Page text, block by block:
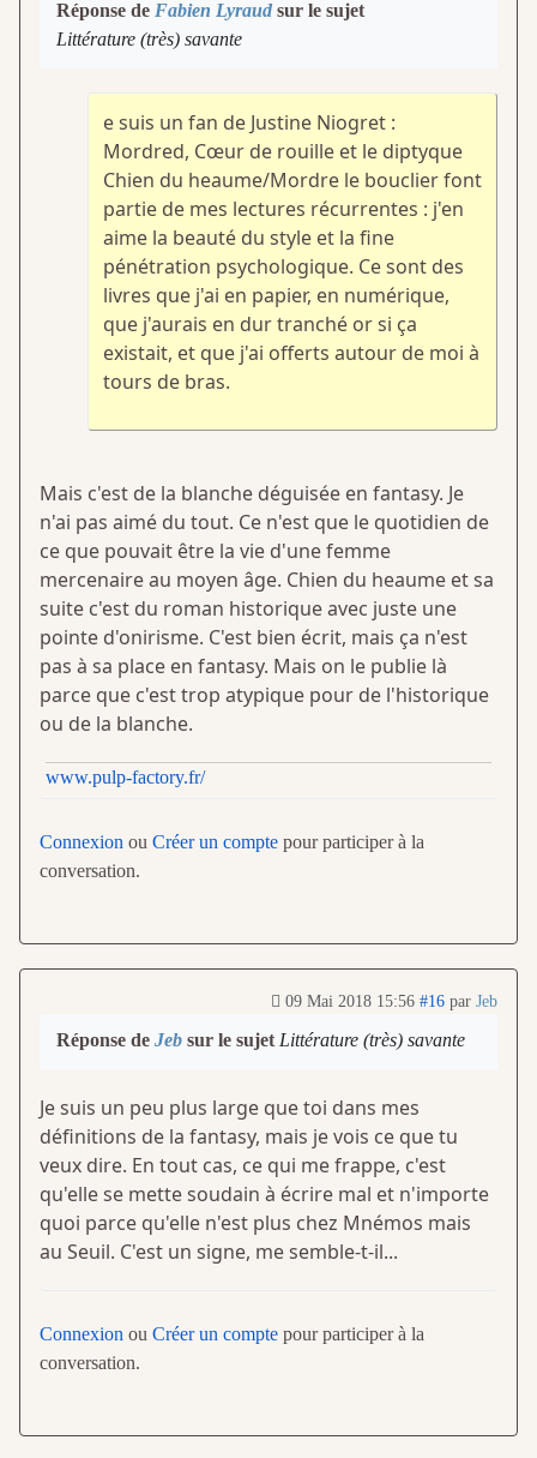
Réponse de Fabien Lyraud sur le sujet
Littérature (très) savante
e suis un fan de Justine Niogret :
Mordred, Cœur de rouille et le diptyque
Chien du heaume/Mordre le bouclier font
partie de mes lectures récurrentes : j'en
aime la beauté du style et la fine
pénétration psychologique. Ce sont des
livres que j'ai en papier, en numérique,
que j'aurais en dur tranché or si ça
existait, et que j'ai offerts autour de moi à
tours de bras.
Mais c'est de la blanche déguisée en fantasy. Je
n'ai pas aimé du tout. Ce n'est que le quotidien de
ce que pouvait être la vie d'une femme
mercenaire au moyen âge. Chien du heaume et sa
suite c'est du roman historique avec juste une
pointe d'onirisme. C'est bien écrit, mais ça n'est
pas à sa place en fantasy. Mais on le publie là
parce que c'est trop atypique pour de l'historique
ou de la blanche.
www.pulp-factory.fr/
Connexion ou Créer un compte pour participer à la
conversation.
09 Mai 2018 15:56 #16 par Jeb
Réponse de Jeb sur le sujet Littérature (très) savante
Je suis un peu plus large que toi dans mes
définitions de la fantasy, mais je vois ce que tu
veux dire. En tout cas, ce qui me frappe, c'est
qu'elle se mette soudain à écrire mal et n'importe
quoi parce qu'elle n'est plus chez Mnémos mais
au Seuil. C'est un signe, me semble-t-il...
Connexion ou Créer un compte pour participer à la
conversation.